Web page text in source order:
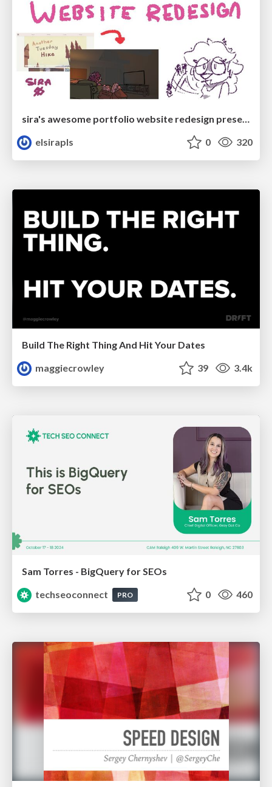
sira's awesome portfolio website redesign presentation
elsirapls
0 320
Build The Right Thing And Hit Your Dates
maggiecrowley
39 3.4k
Sam Torres - BigQuery for SEOs
techseoconnect
PRO 0 460